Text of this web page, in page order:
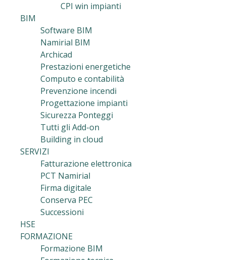
CPI win impianti
BIM
Software BIM
Namirial BIM
Archicad
Prestazioni energetiche
Computo e contabilità
Prevenzione incendi
Progettazione impianti
Sicurezza Ponteggi
Tutti gli Add-on
Building in cloud
SERVIZI
Fatturazione elettronica
PCT Namirial
Firma digitale
Conserva PEC
Successioni
HSE
FORMAZIONE
Formazione BIM